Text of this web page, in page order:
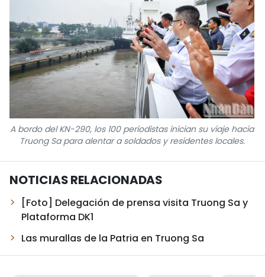
A bordo del KN-290, los 100 periodistas inician su viaje hacia
Truong Sa para alentar a soldados y residentes locales.
NOTICIAS RELACIONADAS
[Foto] Delegación de prensa visita Truong Sa y
Plataforma DK1
Las murallas de la Patria en Truong Sa